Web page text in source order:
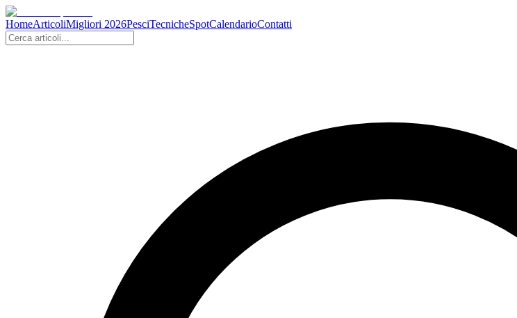
HomeArticoliMigliori 2026PesciTecnicheSpotCalendarioContatti